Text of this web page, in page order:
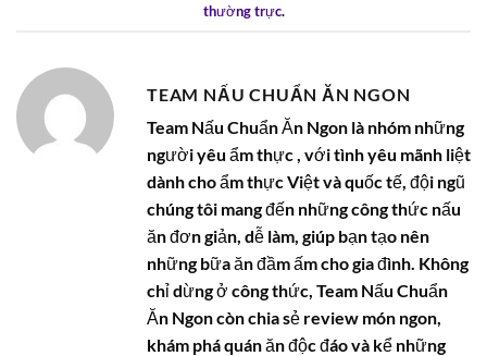
thường trực.
TEAM NẤU CHUẨN ĂN NGON
Team Nấu Chuẩn Ăn Ngon là nhóm những
người yêu ẩm thực , với tình yêu mãnh liệt
dành cho ẩm thực Việt và quốc tế, đội ngũ
chúng tôi mang đến những công thức nấu
ăn đơn giản, dễ làm, giúp bạn tạo nên
những bữa ăn đầm ấm cho gia đình. Không
chỉ dừng ở công thức, Team Nấu Chuẩn
Ăn Ngon còn chia sẻ review món ngon,
khám phá quán ăn độc đáo và kể những